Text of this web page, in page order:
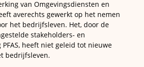
van Omgevingsdiensten en
averechts gewerkt op het nemen
het bedrijfsleven. Het, door de
stakeholders- en
heeft niet geleid tot nieuwe
bedrijfsleven.